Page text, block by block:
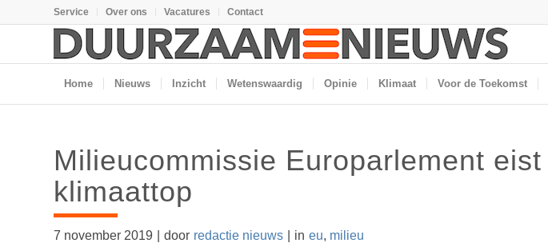
Service Over ons Vacatures Contact
Home Nieuws Inzicht Wetenswaardig Opinie Klimaat Voor de Toekomst
Milieucommissie Europarlement
klimaattop
7 november 2019 door redactie nieuws in eu, milieu